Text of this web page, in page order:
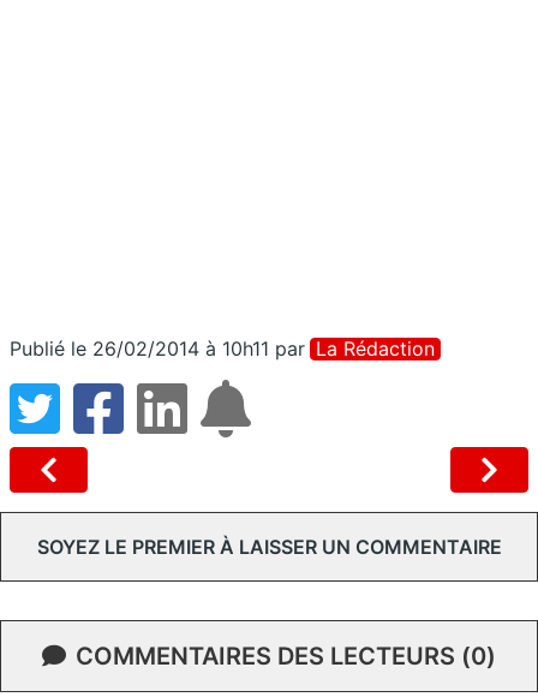
Publié le 26/02/2014 à 10h11 par La Rédaction
SOYEZ LE PREMIER À LAISSER UN COMMENTAIRE
COMMENTAIRES DES LECTEURS (0)